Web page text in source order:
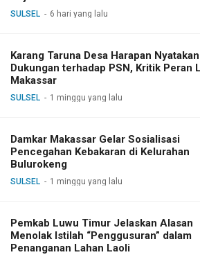
SULSEL 6 hari yang lalu
Karang Taruna Desa Harapan Nyatakan
Dukungan terhadap PSN, Kritik Peran
Makassar
SULSEL 1 minggu yang lalu
Damkar Makassar Gelar Sosialisasi
Pencegahan Kebakaran di Kelurahan
Bulurokeng
SULSEL 1 minggu yang lalu
Pemkab Luwu Timur Jelaskan Alasan
Menolak Istilah “Penggusuran” dalam
Penanganan Lahan Laoli